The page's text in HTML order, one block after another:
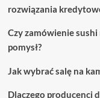
rozwiązania
Czy zamówienie
pomysł?
Jak wybrać salę na
Dlaczego producenci